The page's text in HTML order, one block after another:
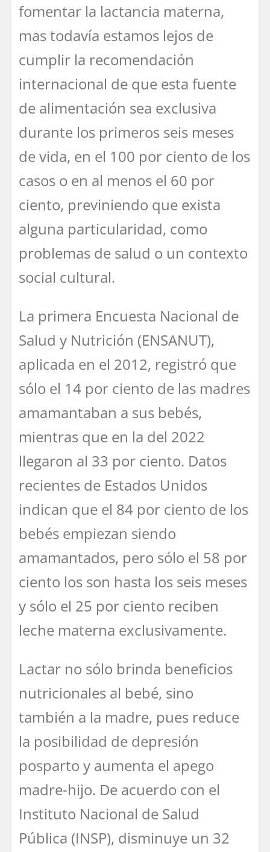
fomentar la lactancia materna,
mas todavía estamos lejos de
cumplir la recomendación
internacional de que esta fuente
de alimentación sea exclusiva
durante los primeros seis meses
de vida, en el 100 por ciento de los
casos o en al menos el 60 por
ciento, previniendo que exista
alguna particularidad, como
problemas de salud o un contexto
social cultural.
La primera Encuesta Nacional de
Salud y Nutrición (ENSANUT),
aplicada en el 2012, registró que
sólo el 14 por ciento de las madres
amamantaban a sus bebés,
mientras que en la del 2022
llegaron al 33 por ciento. Datos
recientes de Estados Unidos
indican que el 84 por ciento de los
bebés empiezan siendo
amamantados, pero sólo el 58 por
ciento los son hasta los seis meses
y sólo el 25 por ciento reciben
leche materna exclusivamente.
Lactar no sólo brinda beneficios
nutricionales al bebé, sino
también a la madre, pues reduce
la posibilidad de depresión
posparto y aumenta el apego
madre-hijo. De acuerdo con el
Instituto Nacional de Salud
Pública (INSP), disminuye un 32